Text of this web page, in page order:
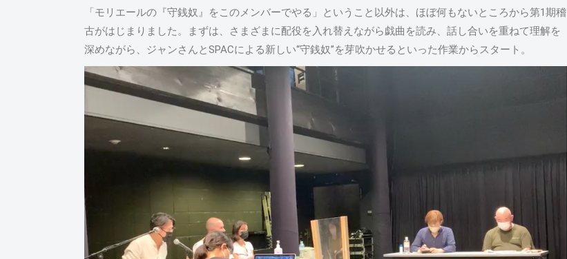
「モリエールの『守銭奴』をこのメンバーでやる」ということ以外は、ほぼ何もないところから第1期稽
古がはじまりました。まずは、さまざまに配役を入れ替えながら戯曲を読み、話し合いを重ねて理解を
深めながら、ジャンさんとSPACによる新しい“守銭奴”を芽吹かせるといった作業からスタート。